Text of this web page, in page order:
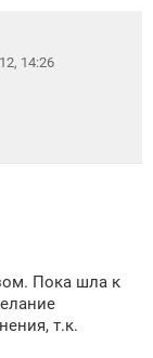
14:26
Пока шла к
т.к.